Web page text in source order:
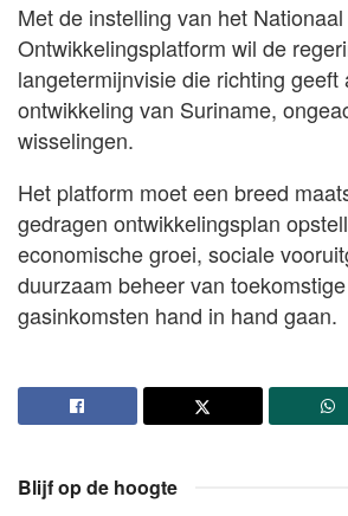
Met de instelling van het Nationaal
Ontwikkelingsplatform wil de
langetermijnvisie die richting geeft
ontwikkeling van Suriname,
wisselingen.
Het platform moet een breed
gedragen ontwikkelingsplan
economische groei, sociale
duurzaam beheer van
gasinkomsten hand in hand gaan.
Blijf op de hoogte